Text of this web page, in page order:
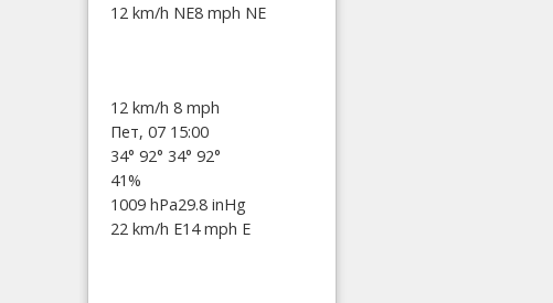
12 km/h NE8 mph NE
12 km/h 8 mph
Пет, 07 15:00
34° 92° 34° 92°
41%
1009 hPa29.8 inHg
22 km/h E14 mph E